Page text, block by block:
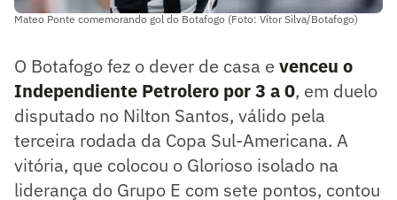
Mateo Ponte comemorando gol do Botafogo (Foto: Vítor Silva/Botafogo)
O Botafogo fez o dever de casa e venceu o
Independiente Petrolero por 3 a 0, em duelo
disputado no Nilton Santos, válido pela
terceira rodada da Copa Sul-Americana. A
vitória, que colocou o Glorioso isolado na
liderança do Grupo E com sete pontos, contou